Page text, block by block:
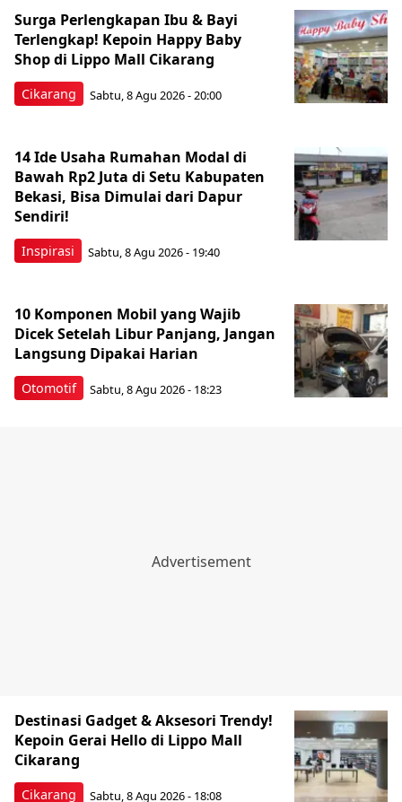
Cikarang
Surga Perlengkapan Ibu & Bayi
Terlengkap! Kepoin Happy Baby
Shop di Lippo Mall Cikarang
Sabtu, 8 Agu 2026 - 20:00
Inspirasi
14 Ide Usaha Rumahan Modal di
Bawah Rp2 Juta di Setu Kabupaten
Bekasi, Bisa Dimulai dari Dapur
Sendiri!
Sabtu, 8 Agu 2026 - 19:40
Otomotif
10 Komponen Mobil yang Wajib
Dicek Setelah Libur Panjang, Jangan
Langsung Dipakai Harian
Sabtu, 8 Agu 2026 - 18:23
Cikarang
Destinasi Gadget & Aksesori Trendy!
Kepoin Gerai Hello di Lippo Mall
Cikarang
Sabtu, 8 Agu 2026 - 18:08